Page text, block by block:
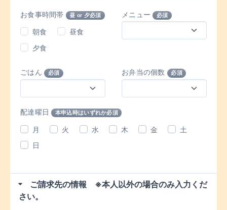
お食事時間帯 昼 or 夕必須
朝食
昼食
夕食
メニュー 必須
ごはん 必須 お弁当の個数 必須
配達曜日 本申込時はいずれか必須
月 火 水 木 金
土
日
ご請求先の情報 ※本人以外の場合のみ入力くだ
さい。